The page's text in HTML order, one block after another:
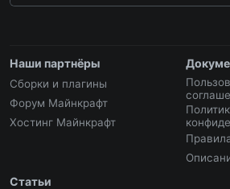
Наши партнёры
Сборки и плагины
Форум Майнкрафт
Хостинг Майнкрафт
Статьи